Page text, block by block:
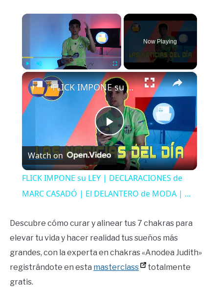
×
Play Unmute Fullscreen
Now Playing
×
Play
Video
FLICK IMPONE su LEY | DECLARACIONES de MARC CASADÓ | El DELANTERO de MODA | ...
Watch on
FLICK IMPONE su LEY | DECLARACIONES de
MARC CASADÓ | El DELANTERO de MODA | ...
Descubre cómo curar y alinear tus 7 chakras para
elevar tu vida y hacer realidad tus sueños más
grandes, con la experta en chakras «Anodea Judith»
registrándote en esta masterclass
totalmente
gratis.